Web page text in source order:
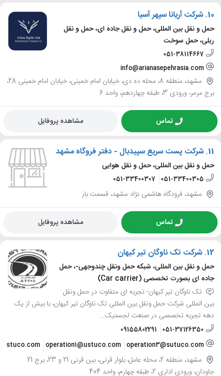
10. شرکت آریانا سپهر آسیا
حمل و نقل بین المللی، حمل و نقل جاده ای، حمل و نقل
ریلی، حمل سوخت
051-38114667
info@arianasepehrasia.com
مشهد، منطقه 8، محله ده دی، خیابان امام خمینی، خیابان امام خمینی 28،
برج مرمر، ورودی 3، طبقه چهاردهم، واحد 6
تماس مشاهده پروفایل
11. شرکت پست سریع سپیدبال - دفتر فروگاه مشهد
حمل و نقل بین المللی، حمل و نقل هوایی
051-33400305
051-33400307
مشهد، فرودگاه هاشمی نژاد مشهد، قسمت بار
تماس مشاهده پروفایل
12. شرکت تک ناوگان تیر کیهان
حمل و نقل بین المللی، شبکه حمل ونقل چندوجهی-، حمل
جاده ای بصورت تخصصی (Car carrier)
تک ناوگان تیر کیهان- تجربه ای متفاوت در حمل ونقل
بین المللی شرکت حمل ونقل بین المللی تک ناوگان تیر کیهان، با بیش از یک
دهه تجربه تخصصی در صنعت لجستیک...
051-37126350
09155802291
operation3@sutuco.com
operation1@ustuco.com
مشهد، منطقه 2، محله عامل، بلوار قرنی، بین قرنی 21 و 23، برج 21
جاودان، ورودی اداری 2، طبقه چهارم، واحد 404